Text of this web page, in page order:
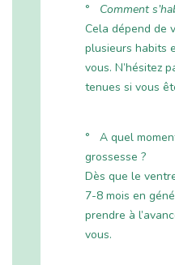
° Comment
Cela dépend de
plusieurs habits
vous. N’hésitez
tenues si vous
° A quel
grossesse ?
Dès que le
7-8 mois en
prendre à
vous.